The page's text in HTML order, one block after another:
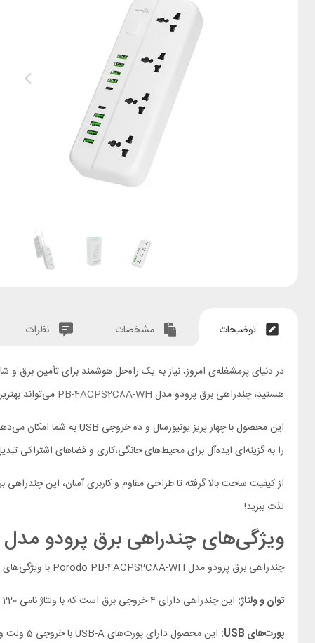
توضیحات مشخصات نظرات
در دنیای پرمشغله‌ی امروز، نیاز به یک راه‌حل هوشمند برای تأمین برق
هستید، چندراهی برق پرودو مدل PB-4ACPS2C8A-WH می‌تواند
را به گزینه‌ای ایده‌آل برای محیط‌های خانگی،کاری و فضاهای اشتراکی
لذت ببرید!
ویژگی‌های چندراهی برق پرودو مدل Porodo PB-4ACPS2C8A-WH
چندراهی برق پرودو مدل Porodo PB-4ACPS2C8A-WH با ویژگی‌های متعددی طراحی شده است که در ادامه به تفکیک هر یک را بررسی می‌کنیم:
توان و ولتاژ: این چندراهی دارای ۴ خروجی برق است که با ولتاژ نامی 220 تا 250 ولت و جریان نامی 10 آمپر، توان خروجی 2000 وات را فراهم می‌کنند و برای تامین نیاز به برق انواع دستگاه‌ها مناسب است.
پورت‌های USB:
این محصول دارای پورت‌های USB-A با خروجی 5 ولت و 3 آمپر است که امکان شارژ همزمان چندین دستگاه را فراهم می‌کند.